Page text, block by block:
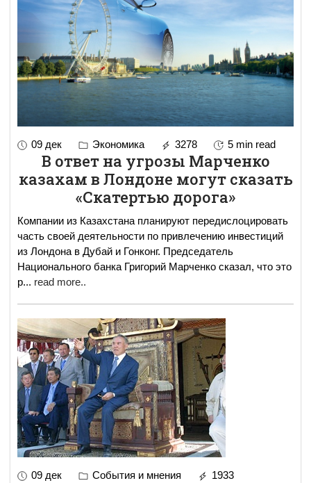
09 дек Экономика 3278 5 min read
В ответ на угрозы Марченко
казахам в Лондоне могут сказать
«Скатертью дорога»
Компании из Казахстана планируют передислоцировать
часть своей деятельности по привлечению инвестиций
из Лондона в Дубай и Гонконг. Председатель
Национального банка Григорий Марченко сказал, что это
р... read more..
09 дек События и мнения
1933